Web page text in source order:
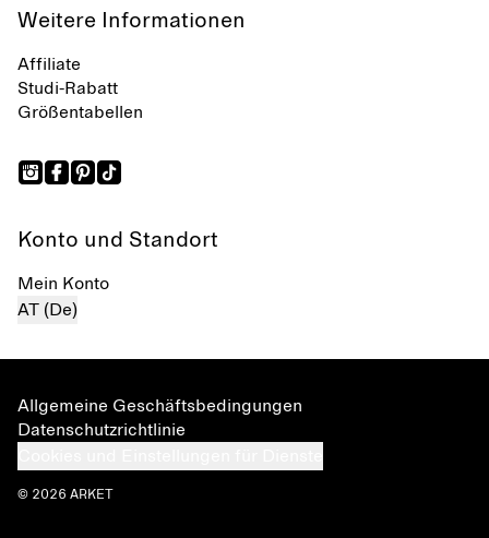
Weitere Informationen
Affiliate
Studi-Rabatt
Größentabellen
Konto und Standort
Mein Konto
AT (De)
Allgemeine Geschäftsbedingungen
Datenschutzrichtlinie
© 2026 ARKET